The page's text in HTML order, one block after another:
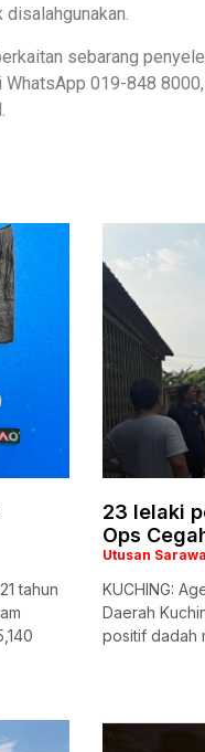
sebarang
019-848
tahun
23 lelaki
Ops
Utusan
KUCHING:
Daerah
positif dadah